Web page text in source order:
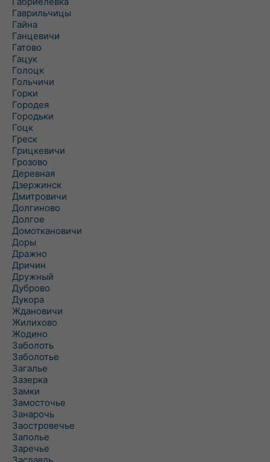
Гаврильчицы
Гайна
Ганцевичи
Гатово
Гацук
Голоцк
Гольчичи
Горки
Городея
Городьки
Гоцк
Греск
Грицкевичи
Грозово
Деревная
Дзержинск
Дмитровичи
Долгиново
Долгое
Домоткановичи
Доры
Дражно
Дричин
Дружный
Дуброво
Дукора
Ждановичи
Жилихово
Жодино
Заболоть
Заболотье
Загалье
Зазерка
Замки
Замосточье
Занарочь
Заостровечье
Заполье
Заречье